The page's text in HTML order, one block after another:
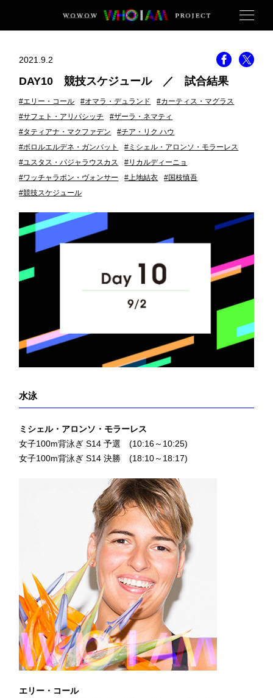
2021.9.2
DAY10 競技スケジュール ／ 試合結果
#エリー・コール #オマラ・デュランド
#カーティス・マグラス
#サフェト・アリバシッチ
#ザーラ・ネマティ
#タティアナ・マクファデン
#チア・リク ハウ
#ボロルエルデネ・ガンバット
#ミシェル・アロンソ・モラーレス
#ユスタス・パジャラウスカス
#リカルディーニョ
#ワッチャラポン・ヴォンサー
#上地結衣
#国枝慎吾
#競技スケジュール
水泳
ミシェル・アロンソ・モラーレス
女子100m背泳ぎ S14 予選 (10:16～10:25)
女子100m背泳ぎ S14 決勝 (18:10～18:17)
エリー・コール